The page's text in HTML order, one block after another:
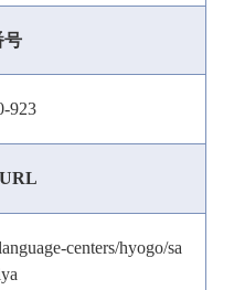
号
923
centers/hyogo/sa